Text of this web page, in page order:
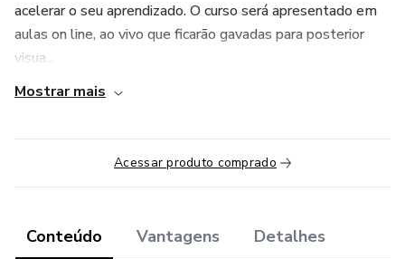
acelerar o seu aprendizado. O curso será apresentado em
aulas on line, ao vivo que ficarão gavadas para posterior
visua...
Mostrar mais
Acessar produto comprado
Conteúdo Vantagens Detalhes